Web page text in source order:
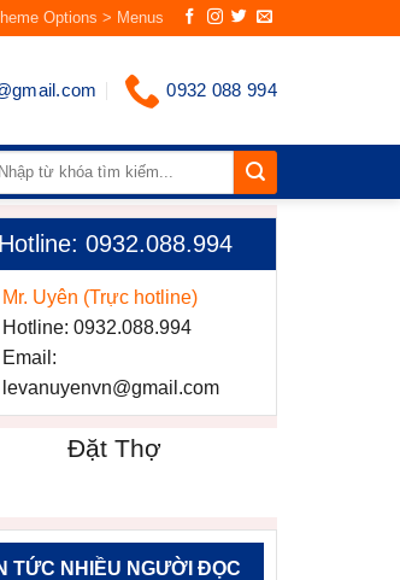
Options > Menus
0932 088 994
Hotline: 0932.088.994
Mr. Uyên (Trực hotline)
Hotline: 0932.088.994
Email:
levanuyenvn@gmail.com
Đặt Thợ
TỨC NHIỀU NGƯỜI ĐỌC